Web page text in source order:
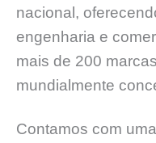
nacional,
engenharia e
mais de 200
mundialmente
Contamos com